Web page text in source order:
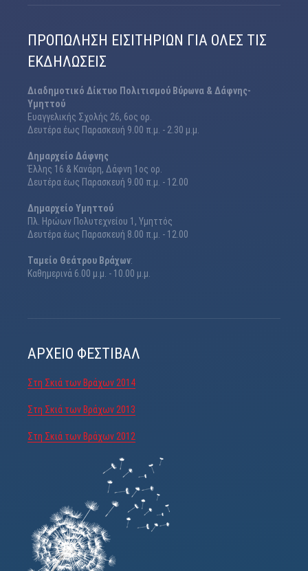
ΠΡΟΠΏΛΗΣΗ ΕΙΣΙΤΗΡΊΩΝ ΓΙΑ ΌΛΕΣ ΤΙΣ
ΕΚΔΗΛΏΣΕΙΣ
Διαδημοτικό Δίκτυο Πολιτισμού Βύρωνα & Δάφνης-
Υμηττού
Ευαγγελικής Σχολής 26, 6ος ορ.
Δευτέρα έως Παρασκευή 9.00 π.μ. - 2.30 μ.μ.
Δημαρχείο Δάφνης
Έλλης 16 & Κανάρη, Δάφνη 1ος ορ.
Δευτέρα έως Παρασκευή 9.00 π.μ. - 12.00
Δημαρχείο Υμηττού
Πλ. Ηρώων Πολυτεχνείου 1, Υμηττός
Δευτέρα έως Παρασκευή 8.00 π.μ. - 12.00
Ταμείο Θεάτρου Βράχων:
Καθημερινά 6.00 μ.μ. - 10.00 μ.μ.
ΑΡΧΕΊΟ ΦΕΣΤΙΒΆΛ
Στη Σκιά των Βράχων 2014
Στη Σκιά των Βράχων 2013
Στη Σκιά των Βράχων 2012